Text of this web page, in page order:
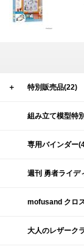
＋ 特別販売品(22)
組み立て模型特
専用バインダー
週刊 勇者ライデ
mofusand クロ
大人のレザーク